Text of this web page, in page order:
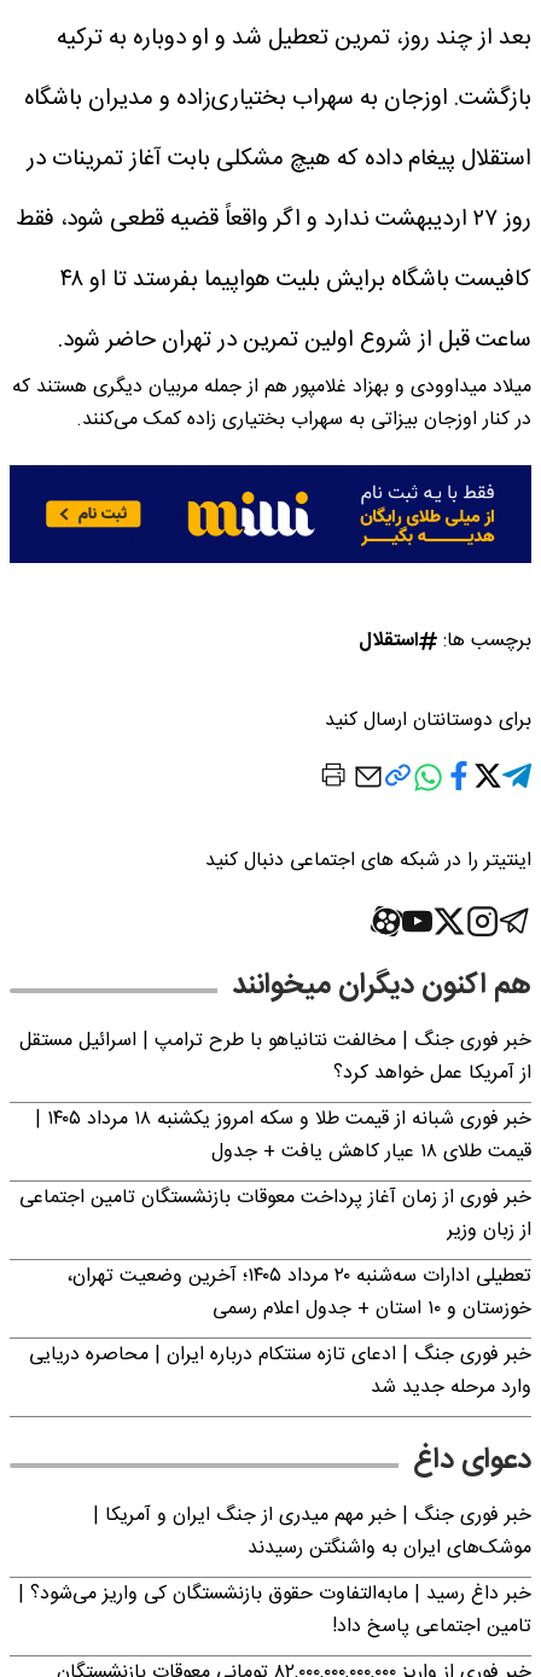
بعد از چند روز، تمرین تعطیل شد و او دوباره به ترکیه
بازگشت. اوزجان به سهراب بختیاری‌زاده و مدیران باشگاه
استقلال پیغام داده که هیچ مشکلی بابت آغاز تمرینات در
روز ۲۷ اردیبهشت ندارد و اگر واقعاً قضیه قطعی شود، فقط
کافیست باشگاه برایش بلیت هواپیما بفرستد تا او ۴۸
ساعت قبل از شروع اولین تمرین در تهران حاضر شود.
میلاد میداوودی و بهزاد غلامپور هم از جمله مربیان دیگری هستند که
در کنار اوزجان بیزاتی به سهراب بختیاری زاده کمک می‌کنند.
برچسب ها: استقلال
برای دوستانتان ارسال کنید
اینتیتر را در شبکه های اجتماعی دنبال کنید
هم اکنون دیگران میخوانند
خبر فوری جنگ | مخالفت نتانیاهو با طرح ترامپ | اسرائیل مستقل
از آمریکا عمل خواهد کرد؟
خبر فوری شبانه از قیمت طلا و سکه امروز یکشنبه ۱۸ مرداد ۱۴۰۵ |
قیمت طلای ۱۸ عیار کاهش یافت + جدول
خبر فوری از زمان آغاز پرداخت معوقات بازنشستگان تامین اجتماعی
از زبان وزیر
تعطیلی ادارات سه‌شنبه ۲۰ مرداد ۱۴۰۵؛ آخرین وضعیت تهران،
خوزستان و ۱۰ استان + جدول اعلام رسمی
خبر فوری جنگ | ادعای تازه سنتکام درباره ایران | محاصره دریایی
وارد مرحله جدید شد
دعوای داغ
خبر فوری جنگ | خبر مهم میدری از جنگ ایران و آمریکا |
موشک‌های ایران به واشنگتن رسیدند
خبر داغ رسید | مابه‌التفاوت حقوق بازنشستگان کی واریز می‌شود؟ |
تامین اجتماعی پاسخ داد!